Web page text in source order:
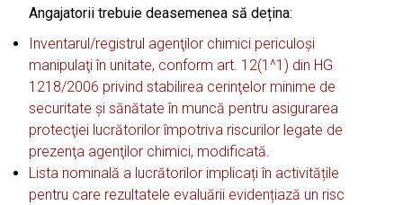
Angajatorii trebuie deasemenea să dețina:
Inventarul/registrul agenţilor chimici periculoşi
manipulaţi în unitate, conform art. 12(1^1) din HG
1218/2006 privind stabilirea cerinţelor minime de
securitate şi sănătate în muncă pentru asigurarea
protecţiei lucrătorilor împotriva riscurilor legate de
prezenţa agenţilor chimici, modificată.
Lista nominală a lucrătorilor implicați în activitățile
pentru care rezultatele evaluării evidențiază un risc